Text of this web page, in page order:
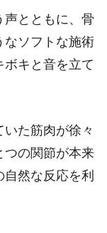
声とともに、骨
なソフトな施術
キと音を立て
た筋肉が徐々
つの関節が本来
然な反応を利